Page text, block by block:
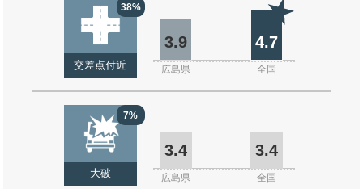
38%
交差点付近
3.9 4.7
広島県 全国
7%
大破
3.4 3.4
広島県 全国